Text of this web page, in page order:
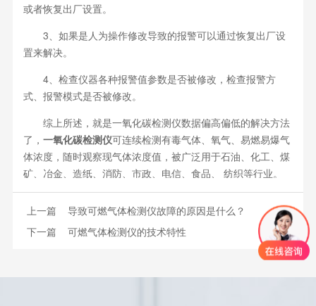
或者恢复出厂设置。
3、如果是人为操作修改导致的报警可以通过恢复出厂设
置来解决。
4、检查仪器各种报警值参数是否被修改，检查报警方
式、报警模式是否被修改。
综上所述，就是一氧化碳检测仪数据偏高偏低的解决方法
了， 一氧化碳检测仪可连续检测有毒气体、氧气、易燃易爆气
体浓度，随时观察现气体浓度值，被广泛用于石油、化工、煤
矿、冶金、造纸、消防、市政、电信、食品、 纺织等行业。
上一篇 导致可燃气体检测仪故障的原因是什么？
下一篇 可燃气体检测仪的技术特性